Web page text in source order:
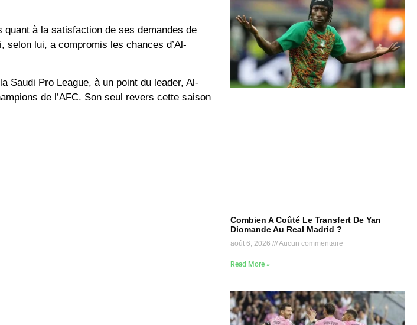
quant à la satisfaction de ses demandes de
lui, a compromis les chances d’Al-
Saudi Pro League, à un point du leader, Al-
de l’AFC. Son seul revers cette saison
Combien A Coûté Le Transfert De Yan
Diomande Au Real Madrid ?
août 6, 2026 Aucun commentaire
Read More »